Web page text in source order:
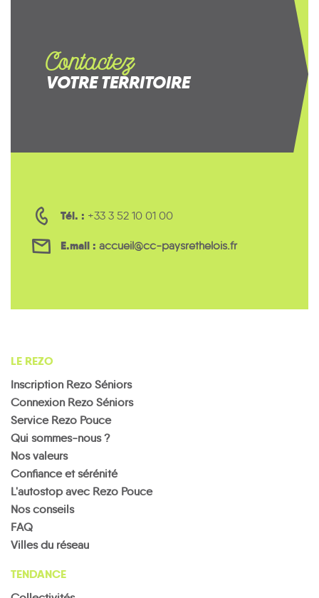
Contactez
VOTRE TERRITOIRE
Tél. : +33 3 52 10 01 00
E.mail : accueil@cc-paysrethelois.fr
LE REZO
Inscription Rezo Séniors
Connexion Rezo Séniors
Service Rezo Pouce
Qui sommes-nous ?
Nos valeurs
Confiance et sérénité
L'autostop avec Rezo Pouce
Nos conseils
FAQ
Villes du réseau
TENDANCE